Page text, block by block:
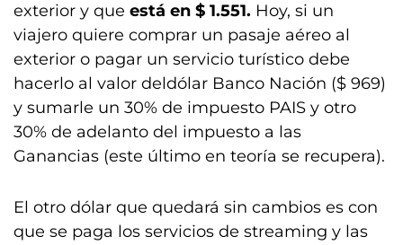
exterior y que está en $ 1.551. Hoy, si un
viajero quiere comprar un pasaje aéreo al
exterior o pagar un servicio turístico debe
hacerlo al valor deldólar Banco Nación ($ 969)
y sumarle un 30% de impuesto PAIS y otro
30% de adelanto del impuesto a las
Ganancias (este último en teoría se recupera).
El otro dólar que quedará sin cambios es con
que se paga los servicios de streaming y las